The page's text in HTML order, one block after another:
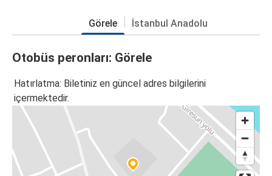
Görele İstanbul Anadolu
Otobüs peronları: Görele
Hatırlatma: Biletiniz en güncel adres bilgilerini
içermektedir.